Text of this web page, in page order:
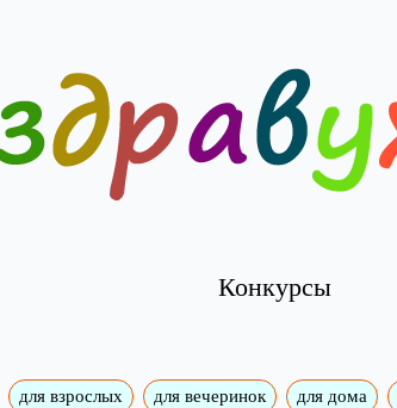
Конкурсы
для взрослых для вечеринок для дома